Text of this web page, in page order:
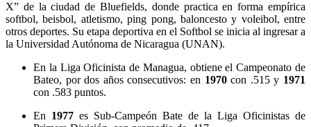
X” de la ciudad de Bluefields, donde practica en forma empírica
softbol, beisbol, atletismo, ping pong, baloncesto y voleibol, entre
otros deportes. Su etapa deportiva en el Softbol se inicia al ingresar a
la Universidad Autónoma de Nicaragua (UNAN).
En la Liga Oficinista de Managua, obtiene el Campeonato de
Bateo, por dos años consecutivos: en 1970con .515 y 1971
con .583 puntos.
En 1977 es Sub-Campeón Bate de la Liga Oficinistas de